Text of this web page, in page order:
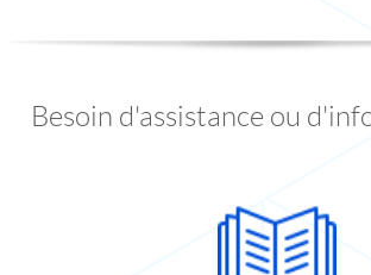
Besoin d'assistance ou